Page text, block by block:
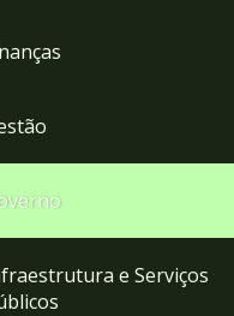
e Serviços